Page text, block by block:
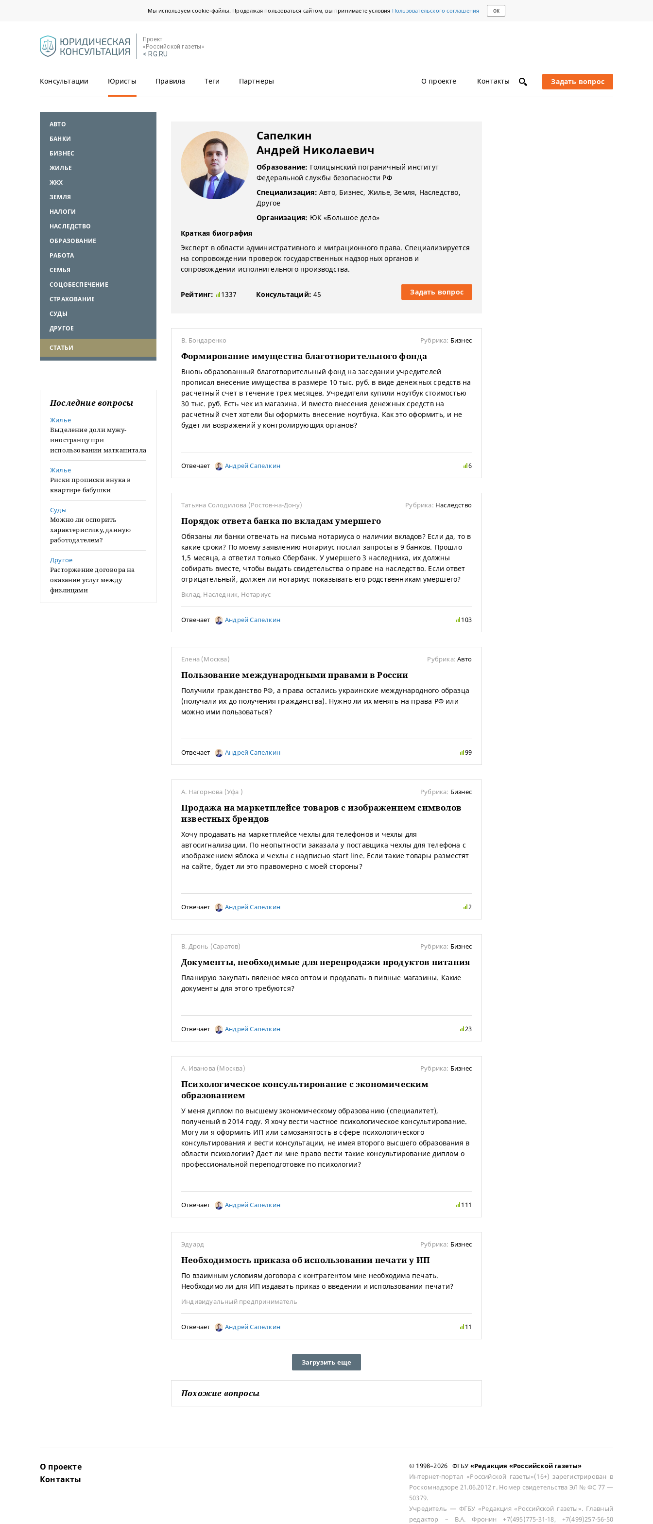
Мы используем cookie-файлы. Продолжая пользоваться сайтом, вы принимаете условия Пользовательского соглашения ОК
Проект
«Российской газеты»
< RG.RU
Консультации Юристы Правила Теги Партнеры О проекте Контакты Задать вопрос
АВТО
БАНКИ
БИЗНЕС
ЖИЛЬЕ
ЖКХ
ЗЕМЛЯ
НАЛОГИ
НАСЛЕДСТВО
ОБРАЗОВАНИЕ
РАБОТА
СЕМЬЯ
СОЦОБЕСПЕЧЕНИЕ
СТРАХОВАНИЕ
СУДЫ
ДРУГОЕ
СТАТЬИ
Последние вопросы
Жилье
Выделение доли мужу-
иностранцу при
использовании маткапитала
Жилье
Риски прописки внука в
квартире бабушки
Суды
Можно ли оспорить
характеристику, данную
работодателем?
Другое
Расторжение договора на
оказание услуг между
физлицами
Сапелкин
Андрей Николаевич
Образование: Голицынский пограничный институт
Федеральной службы безопасности РФ
Специализация: Авто, Бизнес, Жилье, Земля, Наследство,
Другое
Организация: ЮК «Большое дело»
Краткая биография
Эксперт в области административного и миграционного права. Специализируется
на сопровождении проверок государственных надзорных органов и
сопровождении исполнительного производства.
Рейтинг: 1337 Консультаций: 45 Задать вопрос
В. Бондаренко Рубрика: Бизнес
Формирование имущества благотворительного фонда
Вновь образованный благотворительный фонд на заседании учредителей
прописал внесение имущества в размере 10 тыс. руб. в виде денежных средств на
расчетный счет в течение трех месяцев. Учредители купили ноутбук стоимостью
30 тыс. руб. Есть чек из магазина. И вместо внесения денежных средств на
расчетный счет хотели бы оформить внесение ноутбука. Как это оформить, и не
будет ли возражений у контролирующих органов?
Отвечает Андрей Сапелкин 6
Татьяна Солодилова (Ростов-на-Дону) Рубрика: Наследство
Порядок ответа банка по вкладам умершего
Обязаны ли банки отвечать на письма нотариуса о наличии вкладов? Если да, то в
какие сроки? По моему заявлению нотариус послал запросы в 9 банков. Прошло
1,5 месяца, а ответил только Сбербанк. У умершего 3 наследника, их должны
собирать вместе, чтобы выдать свидетельства о праве на наследство. Если ответ
отрицательный, должен ли нотариус показывать его родственникам умершего?
Вклад, Наследник, Нотариус
Отвечает Андрей Сапелкин 103
Елена (Москва) Рубрика:Авто
Пользование международными правами в России
Получили гражданство РФ, а права остались украинские международного образца
(получали их до получения гражданства). Нужно ли их менять на права РФ или
можно ими пользоваться?
Отвечает Андрей Сапелкин 99
А. Нагорнова (Уфа ) Рубрика: Бизнес
Продажа на маркетплейсе товаров с изображением символов
известных брендов
Хочу продавать на маркетплейсе чехлы для телефонов и чехлы для
автосигнализации. По неопытности заказала у поставщика чехлы для телефона с
изображением яблока и чехлы с надписью start line. Если такие товары разместят
на сайте, будет ли это правомерно с моей стороны?
Отвечает Андрей Сапелкин 2
В. Дронь (Саратов) Рубрика: Бизнес
Документы, необходимые для перепродажи продуктов питания
Планирую закупать вяленое мясо оптом и продавать в пивные магазины. Какие
документы для этого требуются?
Отвечает Андрей Сапелкин 23
А. Иванова (Москва) Рубрика: Бизнес
Психологическое консультирование с экономическим
образованием
У меня диплом по высшему экономическому образованию (специалитет),
полученый в 2014 году. Я хочу вести частное психологическое консультирование.
Могу ли я оформить ИП или самозанятость в сфере психологического
консультирования и вести консультации, не имея второго высшего образования в
области психологии? Дает ли мне право вести такие консультирование диплом о
профессиональной переподготовке по психологии?
Отвечает Андрей Сапелкин 111
Эдуард Рубрика: Бизнес
Необходимость приказа об использовании печати у ИП
По взаимным условиям договора с контрагентом мне необходима печать.
Необходимо ли для ИП издавать приказ о введении и использовании печати?
Индивидуальный предприниматель
Отвечает Андрей Сапелкин 11
Загрузить еще
Похожие вопросы
О проекте
Контакты
© 1998–2026 ФГБУ «Редакция «Российской газеты»
Интернет-портал «Российской газеты»(16+) зарегистрирован в
Роскомнадзоре 21.06.2012 г. Номер свидетельства ЭЛ № ФС 77 —
50379.
Учредитель — ФГБУ «Редакция «Российской газеты». Главный
редактор – В.А. Фронин +7(495)775-31-18, +7(499)257-56-50